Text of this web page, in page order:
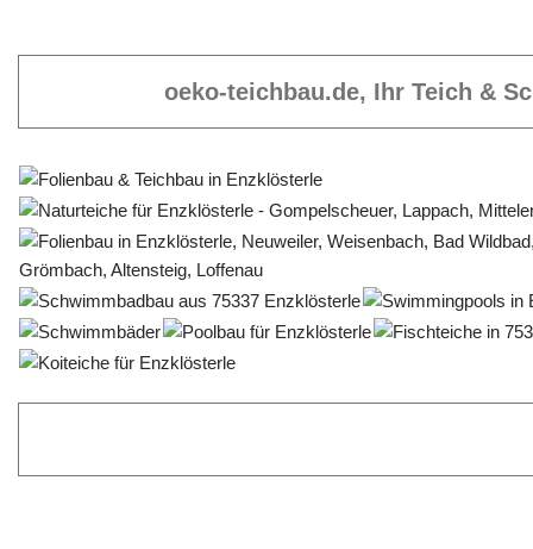
oeko-teichbau.de, Ihr Teich &